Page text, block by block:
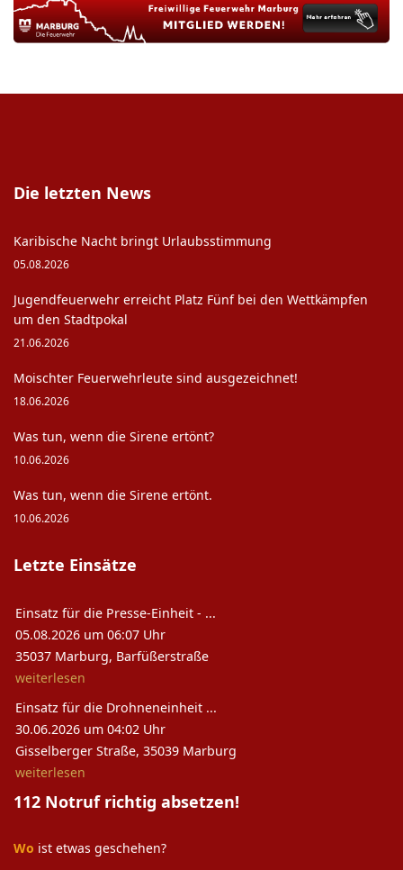
Die letzten News
Karibische Nacht bringt Urlaubsstimmung
05.08.2026
Jugendfeuerwehr erreicht Platz Fünf bei den Wettkämpfen
um den Stadtpokal
21.06.2026
Moischter Feuerwehrleute sind ausgezeichnet!
18.06.2026
Was tun, wenn die Sirene ertönt?
10.06.2026
Was tun, wenn die Sirene ertönt.
10.06.2026
Letzte Einsätze
Einsatz für die Presse-Einheit - ...
05.08.2026 um 06:07 Uhr
35037 Marburg, Barfüßerstraße
weiterlesen
Einsatz für die Drohneneinheit ...
30.06.2026 um 04:02 Uhr
Gisselberger Straße, 35039 Marburg
weiterlesen
112 Notruf richtig absetzen!
Wo ist etwas geschehen?